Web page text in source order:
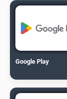
Google Play